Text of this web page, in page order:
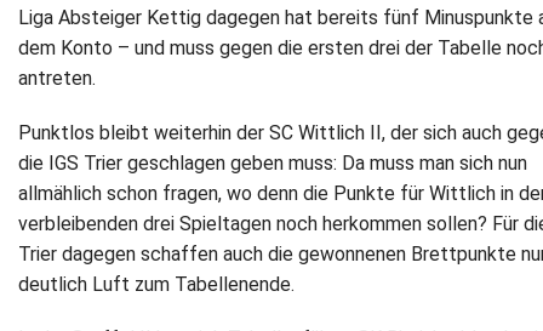
Liga Absteiger Kettig dagegen hat bereits fünf Minuspunkte
dem Konto – und muss gegen die ersten drei der Tabelle
antreten.
Punktlos bleibt weiterhin der SC Wittlich II, der sich auch
die IGS Trier geschlagen geben muss: Da muss man sich nun
allmählich schon fragen, wo denn die Punkte für Wittlich in
verbleibenden drei Spieltagen noch herkommen sollen? Für
Trier dagegen schaffen auch die gewonnenen Brettpunkte
deutlich Luft zum Tabellenende.